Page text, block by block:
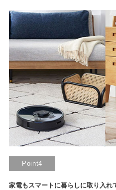
Point4
家電もスマートに暮らしに取り入れ